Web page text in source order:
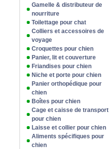
Gamelle & distributeur de
nourriture
Toilettage pour chat
Colliers et accessoires de
voyage
Croquettes pour chien
Panier, lit et couverture
Friandises pour chien
Niche et porte pour chien
Panier orthopédique pour
chien
Boîtes pour chien
Cage et caisse de transport
pour chien
Laisse et collier pour chien
Aliments spécifiques pour
chien